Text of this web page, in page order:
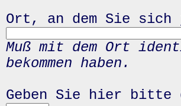
Ort, an dem Sie
Muß mit dem Ort
bekommen haben.
Geben Sie hier bitte